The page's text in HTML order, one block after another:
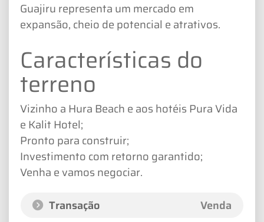
Guajiru representa um mercado em
expansão, cheio de potencial e atrativos.
Características do
terreno
Vizinho a Hura Beach e aos hotéis Pura Vida
e Kalit Hotel;
Pronto para construir;
Investimento com retorno garantido;
Venha e vamos negociar.
Transação
Venda